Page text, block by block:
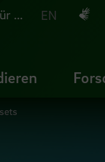
... EN